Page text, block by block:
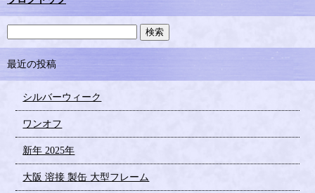
最近の投稿
シルバーウィーク
ワンオフ
新年 2025年
大阪 溶接 製缶 大型フレーム